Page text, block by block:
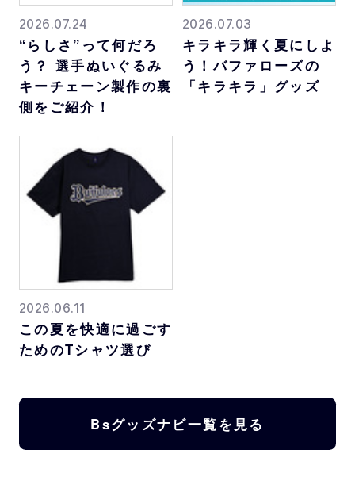
2026.07.24
“らしさ”って何だろ
う？ 選手ぬいぐるみ
キーチェーン製作の裏
側をご紹介！
2026.07.03
キラキラ輝く夏にしよ
う！バファローズの
「キラキラ」グッズ
2026.06.11
この夏を快適に過ごす
ためのTシャツ選び
Bsグッズナビ一覧を見る